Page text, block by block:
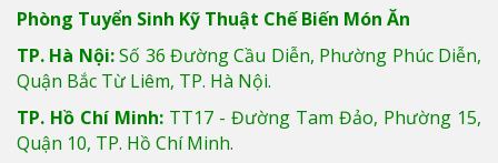
Phòng Tuyển Sinh Kỹ Thuật Chế Biến Món Ăn
TP. Hà Nội:Số 36 Đường Cầu Diễn, Phường Phúc Diễn,
Quận Bắc Từ Liêm, TP. Hà Nội.
TP. Hồ Chí Minh: TT17 - Đường Tam Đảo, Phường 15,
Quận 10, TP. Hồ Chí Minh.